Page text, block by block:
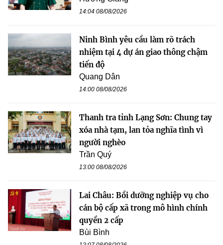
14:04 08/08/2026
Ninh Bình yêu cầu làm rõ trách
nhiệm tại 4 dự án giao thông chậm
tiến độ
Quang Dân
14:00 08/08/2026
Thanh tra tỉnh Lạng Sơn: Chung tay
xóa nhà tạm, lan tỏa nghĩa tình vì
người nghèo
Trần Quý
13:00 08/08/2026
Lai Châu: Bồi dưỡng nghiệp vụ cho
cán bộ cấp xã trong mô hình chính
quyền 2 cấp
Bùi Bình